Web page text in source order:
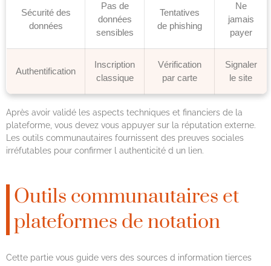
Sécurité des
données
Pas de
données
sensibles
Tentatives
de phishing
Ne
jamais
payer
Authentification
Inscription
classique
Vérification
par carte
Signaler
le site
Après avoir validé les aspects techniques et financiers de la
plateforme, vous devez vous appuyer sur la réputation externe.
Les outils communautaires fournissent des preuves sociales
irréfutables pour confirmer l authenticité d un lien.
Outils communautaires et
plateformes de notation
Cette partie vous guide vers des sources d information tierces